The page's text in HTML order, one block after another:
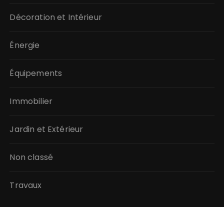
Décoration et Intérieur
Énergie
Équipements
Immobilier
Jardin et Extérieur
Non classé
Travaux